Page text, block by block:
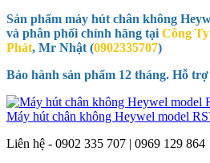
Sản phẩm máy hút chân không
và phân phối chính hãng tại Công
Phát, Mr Nhật (0902335707)
Bảo hành sản phẩm 12 tháng. Hỗ
Máy hút chân không Heywel model
Liên hệ - 0902 335 707 | 0969 129 864